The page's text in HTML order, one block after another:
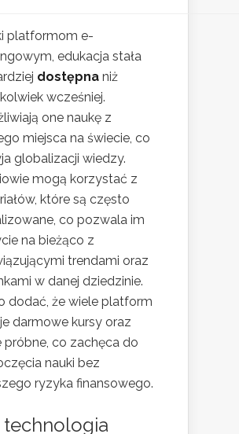
platformom e-
edukacja stała
dostępna niż
wcześniej.
one naukę z
miejsca na świecie, co
globalizacji wiedzy.
mogą korzystać z
które są często
co pozwala im
na bieżąco z
trendami oraz
w danej dziedzinie.
dodać, że wiele platform
darmowe kursy oraz
próbne, co zachęca do
nauki bez
ryzyka finansowego.
technologia